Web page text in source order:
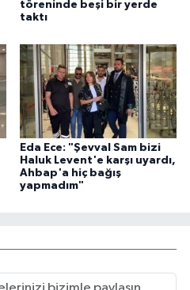
töreninde beşi bir yerde
taktı
Eda Ece: "Şevval Sam bizi
Haluk Levent'e karşı uyardı,
Ahbap'a hiç bağış
yapmadım"